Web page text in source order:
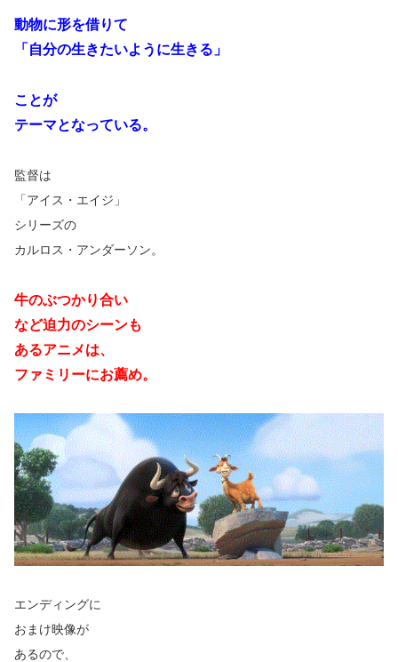
動物に形を借りて
「自分の生きたいように生きる」
ことが
テーマとなっている。
監督は
「アイス・エイジ」
シリーズの
カルロス・アンダーソン。
牛のぶつかり合い
など迫力のシーンも
あるアニメは、
ファミリーにお薦め。
エンディングに
おまけ映像が
あるので、